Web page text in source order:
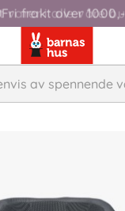
Fri frakt over 1000,-
4